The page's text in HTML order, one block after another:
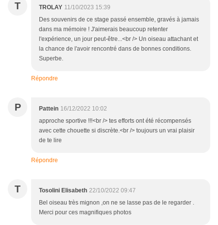
T TROLAY 11/10/2023 15:39
Des souvenirs de ce stage passé ensemble, gravés à jamais
dans ma mémoire ! J'aimerais beaucoup retenter
l'expérience, un jour peut-être...<br /> Un oiseau attachant et
la chance de l'avoir rencontré dans de bonnes conditions.
Superbe.
Répondre
P Pattein 16/12/2022 10:02
approche sportive !!!<br /> tes efforts ont été récompensés
avec cette chouette si discrète.<br /> toujours un vrai plaisir
de te lire
Répondre
T Tosolini Elisabeth 22/10/2022 09:47
Bel oiseau très mignon ,on ne se lasse pas de le regarder .
Merci pour ces magnifiques photos